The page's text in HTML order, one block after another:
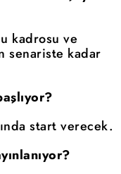
kadrosu ve
senariste kadar
start verecek.